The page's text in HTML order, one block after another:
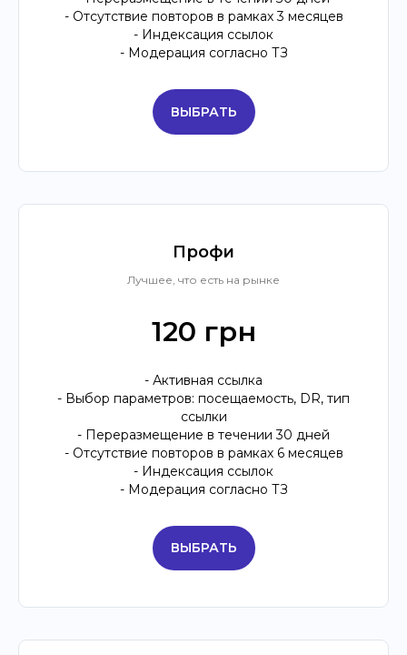
- Отсутствие повторов в рамках 3 месяцев
- Индексация ссылок
- Модерация согласно ТЗ
ВЫБРАТЬ
Профи
Лучшее, что есть на рынке
120 грн
- Активная ссылка
- Выбор параметров: посещаемость, DR, тип
ссылки
- Переразмещение в течении 30 дней
- Отсутствие повторов в рамках 6 месяцев
- Индексация ссылок
- Модерация согласно ТЗ
ВЫБРАТЬ